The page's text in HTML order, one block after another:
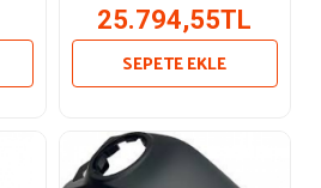
25.794,55TL
SEPETE EKLE